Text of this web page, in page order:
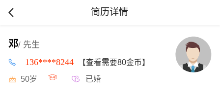
简历详情
邓/ 先生
136****8244 【查看需要80金币】
50岁 已婚